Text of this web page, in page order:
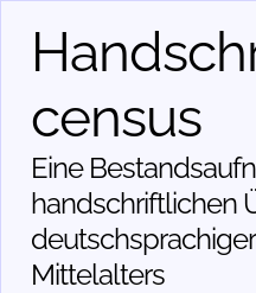
census
Eine
handschriftlichen
Mittelalters